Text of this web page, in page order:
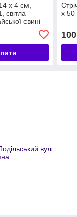
х 4 см,
світла
свині
х 50
100
вул.